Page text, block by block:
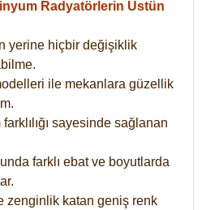
Radyatörlerin Üstün
yerine hiçbir değişiklik
ile mekanlara güzellik
sayesinde sağlanan
farklı ebat ve boyutlarda
zenginlik katan geniş renk